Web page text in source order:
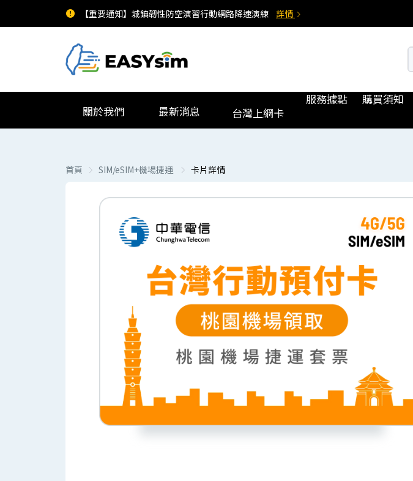
【重要通知】城鎮韌性防空演習行動網路降速演練 詳情
關於我們 最新消息 台灣上網卡
服務據點 購買須知
首頁 SIM/eSIM+機場捷運 卡片詳情